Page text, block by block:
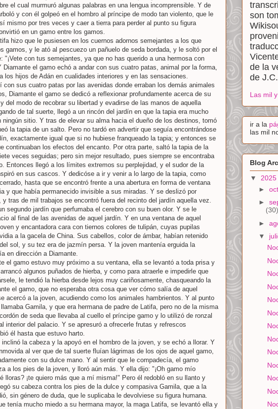
el cual murmuró algunas palabras en una lengua incomprensible. Y de
y con él golpeó en el hombro al príncipe de modo tan violento, que le
mismo por tres veces y caer a tierra para perder al punto su figura
en un gamo entre los gamos.
hizo que le pusiesen en los cuernos adornos semejantes a los que
gamos, y le ató al pescuezo un pañuelo de seda bordada, y le soltó por el
"¡Vete con tus semejantes, ya que no has querido a una hermosa con
Diamante el gamo echó a andar con sus cuatro patas, animal por la forma,
los hijos de Adán en cualidades interiores y en las sensaciones.
con sus cuatro patas por las avenidas donde erraban los demás animales
Diamante el gamo se dedicó a reflexionar profundamente acerca de su
del modo de recobrar su libertad y evadirse de las manos de aquella
de tal suerte, llegó a un rincón del jardín en que la tapia era mucho
ningún sitio. Y tras de elevar su alma hacia el dueño de los destinos, tomó
la tapia de un salto. Pero no tardó en advertir que seguía encontrándose
exactamente igual que si no hubiese franqueado la tapia; y entonces se
continuaban los efectos del encanto. Por otra parte, saltó la tapia de la
veces seguidas; pero sin mejor resultado, pues siempre se encontraba
Entonces llegó a los límites extremos su perplejidad, y el sudor de la
en sus cascos. Y dedicóse a ir y venir a lo largo de la tapia, como
hasta que se encontró frente a una abertura en forma de ventana
y que había permanecido invisible a sus miradas. Y se deslizó por
y tras de mil trabajos se encontró fuera del recinto del jardín aquella vez.
segundo jardín que perfumaba el cerebro con su buen olor. Y se le
al final de las avenidas de aquel jardín. Y en una ventana de aquel
y encantadora cara con tiernos colores de tulipán, cuyas pupilas
a la gacela de China. Sus cabellos, color de ámbar, habían retenido
sol, y su tez era de jazmín persa. Y la joven mantenía erguida la
en dirección a Diamante.
el gamo estuvo muy próximo a su ventana, ella se levantó a toda prisa y
algunos puñados de hierba, y como para atraerle e impedirle que
le tendió la hierba desde lejos muy cariñosamente, chasqueando la
el gamo, que no esperaba otra cosa que ver cómo salía de aquel
acercó a la joven, acudiendo como los animales hambrientos. Y al punto
Gamila, y que era hermana de padre de Latifa, pero no de la misma
de seda que llevaba al cuello el príncipe gamo y lo utilizó de ronzal
interior del palacio. Y se apresuró a ofrecerle frutas y refrescos
él hasta que estuvo harto.
la cabeza y la apoyó en el hombro de la joven, y se echó a llorar. Y
al ver que de tal suerte fluían lágrimas de los ojos de aquel gamo,
con su dulce mano. Y al sentir que le compadecía, el gamo
a los pies de la joven, y lloró aún más. Y ella dijo: "¡Oh gamo mío
lloras? ¡te quiero más que a mí misma!" Pero él redobló en su llanto y
su cabeza contra los pies de la dulce y compasiva Gamila, que a la
sin género de duda, que le suplicaba le devolviese su figura humana.
tenía mucho miedo a su hermana mayor, la maga Latifa, se levantó ella y
son
de la
de
Las mil
ir a la
las mil
Blog
▼ 2025
►
►
(30)
►
▼